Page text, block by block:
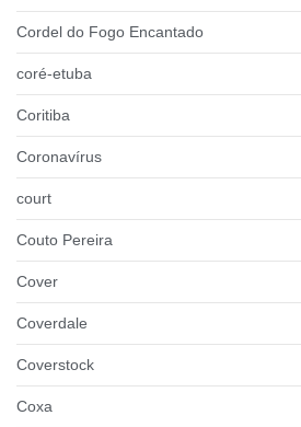
Cordel do Fogo Encantado
coré-etuba
Coritiba
Coronavírus
court
Couto Pereira
Cover
Coverdale
Coverstock
Coxa